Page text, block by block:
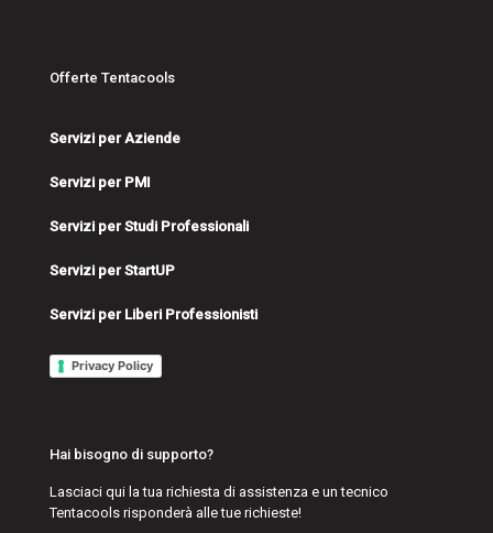
Offerte Tentacools
Servizi per Aziende
Servizi per PMI
Servizi per Studi Professionali
Servizi per StartUP
Servizi per Liberi Professionisti
Privacy Policy
Hai bisogno di supporto?
Lasciaci qui la tua richiesta di assistenza e un tecnico
Tentacools risponderà alle tue richieste!